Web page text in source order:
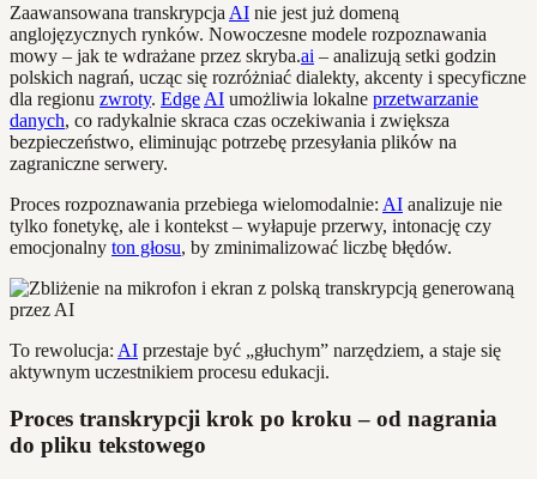
Zaawansowana transkrypcja AI nie jest już domeną
anglojęzycznych rynków. Nowoczesne modele rozpoznawania
mowy – jak te wdrażane przez skryba.ai – analizują setki godzin
polskich nagrań, ucząc się rozróżniać dialekty, akcenty i specyficzne
dla regionu zwroty. Edge AI umożliwia lokalne przetwarzanie
danych, co radykalnie skraca czas oczekiwania i zwiększa
bezpieczeństwo, eliminując potrzebę przesyłania plików na
zagraniczne serwery.
Proces rozpoznawania przebiega wielomodalnie: AI analizuje nie
tylko fonetykę, ale i kontekst – wyłapuje przerwy, intonację czy
emocjonalny ton głosu, by zminimalizować liczbę błędów.
To rewolucja: AI przestaje być „głuchym” narzędziem, a staje się
aktywnym uczestnikiem procesu edukacji.
Proces transkrypcji krok po kroku – od nagrania
do pliku tekstowego